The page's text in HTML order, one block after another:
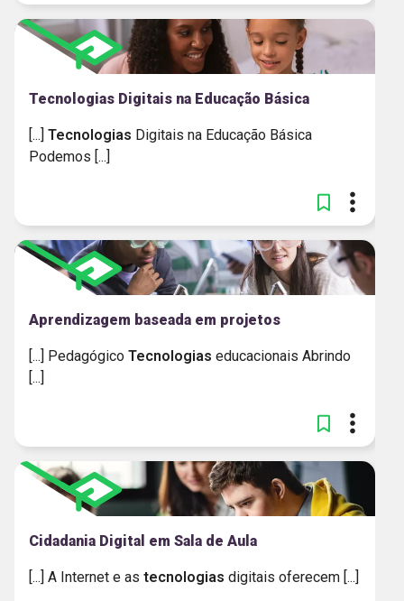
Tecnologias Digitais na Educação Básica
[...] Tecnologias Digitais na Educação Básica
Podemos [...]
Aprendizagem baseada em projetos
[...] Pedagógico Tecnologias educacionais Abrindo
[...]
Cidadania Digital em Sala de Aula
[...] A Internet e as tecnologias digitais oferecem [...]